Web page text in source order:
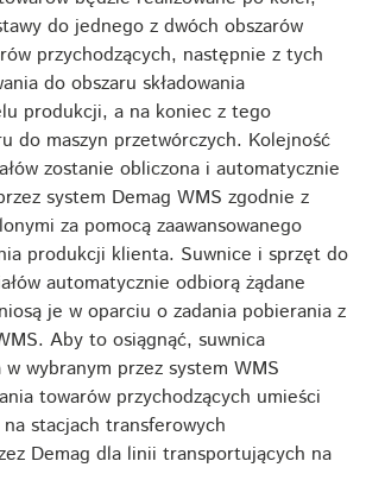
do jednego z dwóch obszarów
przychodzących, następnie z tych
do obszaru składowania
produkcji, a na koniec z tego
do maszyn przetwórczych. Kolejność
zostanie obliczona i automatycznie
system Demag WMS zgodnie z
za pomocą zaawansowanego
produkcji klienta. Suwnice i sprzęt do
automatycznie odbiorą żądane
je w oparciu o zadania pobierania z
Aby to osiągnąć, suwnica
wybranym przez system WMS
towarów przychodzących umieści
stacjach transferowych
Demag dla linii transportujących na